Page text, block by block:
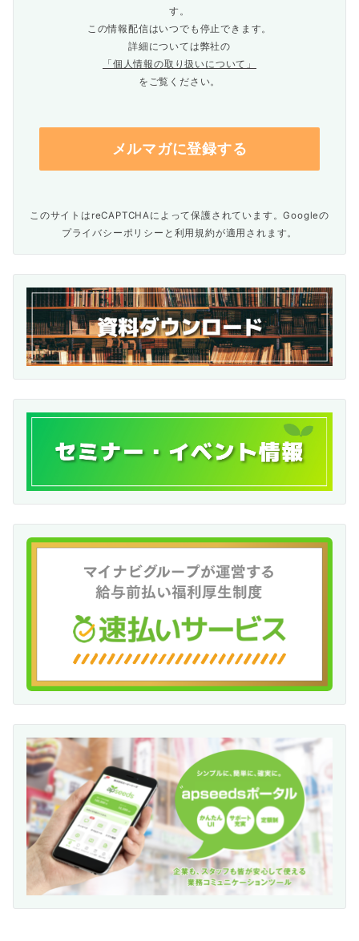
す。
この情報配信はいつでも停止できます。
詳細については弊社の
「個人情報の取り扱いについて」
をご覧ください。
このサイトはreCAPTCHAによって保護されています。Googleの
プライバシーポリシー と 利用規約が適用されます。